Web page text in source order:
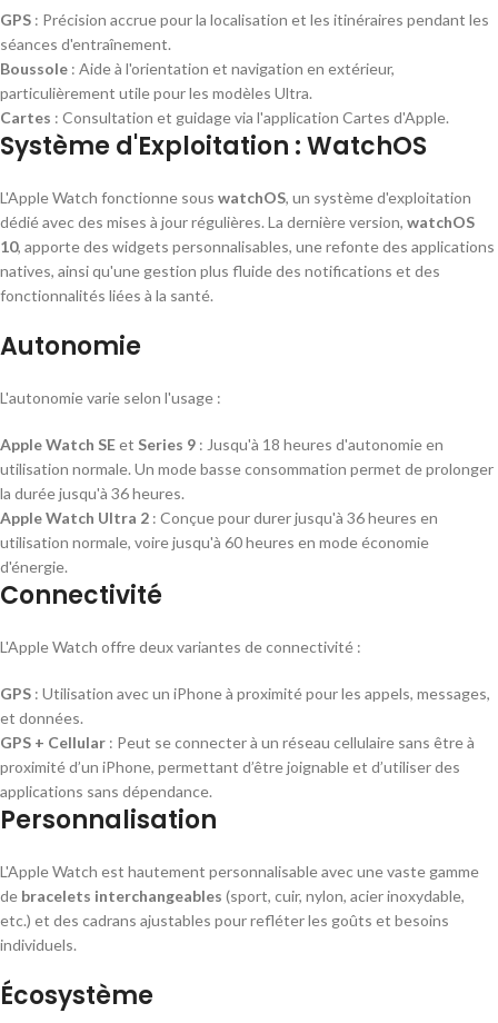
GPS : Précision accrue pour la localisation et les itinéraires pendant les
séances d'entraînement.
Boussole : Aide à l'orientation et navigation en extérieur,
particulièrement utile pour les modèles Ultra.
Cartes : Consultation et guidage via l'application Cartes d'Apple.
Système d'Exploitation : WatchOS
L'Apple Watch fonctionne sous watchOS, un système d'exploitation
dédié avec des mises à jour régulières. La dernière version, watchOS
10, apporte des widgets personnalisables, une refonte des applications
natives, ainsi qu'une gestion plus fluide des notifications et des
fonctionnalités liées à la santé.
Autonomie
L'autonomie varie selon l'usage :
Apple Watch SEet Series 9 : Jusqu'à 18 heures d'autonomie en
utilisation normale. Un mode basse consommation permet de prolonger
la durée jusqu'à 36 heures.
Apple Watch Ultra 2 : Conçue pour durer jusqu'à 36 heures en
utilisation normale, voire jusqu'à 60 heures en mode économie
d'énergie.
Connectivité
L'Apple Watch offre deux variantes de connectivité :
GPS : Utilisation avec un iPhone à proximité pour les appels, messages,
et données.
GPS + Cellular : Peut se connecter à un réseau cellulaire sans être à
proximité d’un iPhone, permettant d’être joignable et d’utiliser des
applications sans dépendance.
Personnalisation
L'Apple Watch est hautement personnalisable avec une vaste gamme
de bracelets interchangeables (sport, cuir, nylon, acier inoxydable,
etc.) et des cadrans ajustables pour refléter les goûts et besoins
individuels.
Écosystème